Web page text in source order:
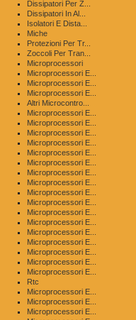
Dissipatori Per Z...
Dissipatori In Al...
Isolatori E Dista...
Miche
Protezioni Per Tr...
Zoccoli Per Tran...
Microprocessori
Microprocessori E...
Microprocessori E...
Microprocessori E...
Altri Microcontro...
Microprocessori E...
Microprocessori E...
Microprocessori E...
Microprocessori E...
Microprocessori E...
Microprocessori E...
Microprocessori E...
Microprocessori E...
Microprocessori E...
Microprocessori E...
Microprocessori E...
Microprocessori E...
Microprocessori E...
Microprocessori E...
Microprocessori E...
Microprocessori E...
Microprocessori E...
Rtc
Microprocessori E...
Microprocessori E...
Microprocessori E...